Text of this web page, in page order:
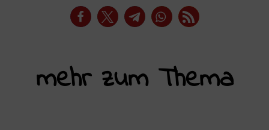
mehr zum Thema